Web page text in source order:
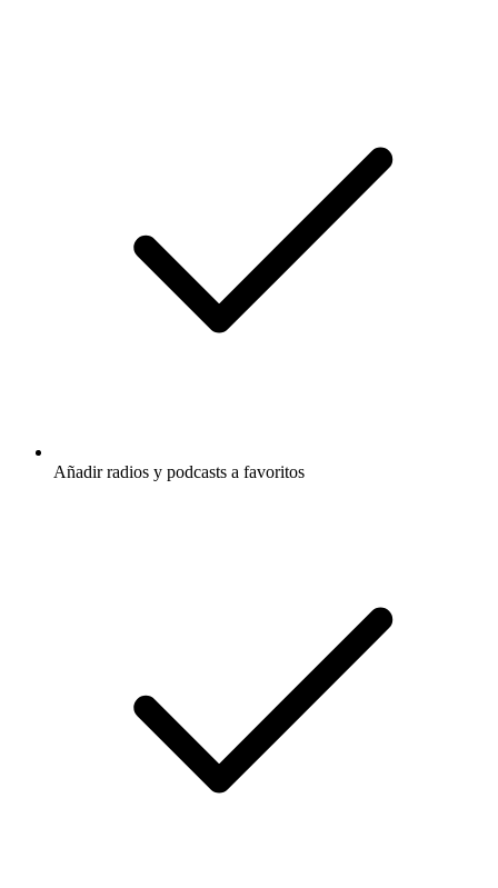
Añadir radios y podcasts a favoritos